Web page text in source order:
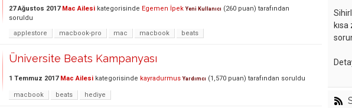
27 Ağustos 2017 Mac Ailesi kategorisinde Egemen İpek Yeni Kullanıcı (260 puan) tarafından
soruldu
applestore
macbook-pro mac macbook beats
Üniversite Beats Kampanyası
1 Temmuz 2017 Mac Ailesi kategorisinde kayradurmus Yardımcı (1,570 puan) tarafından soruldu
macbook beats hediye